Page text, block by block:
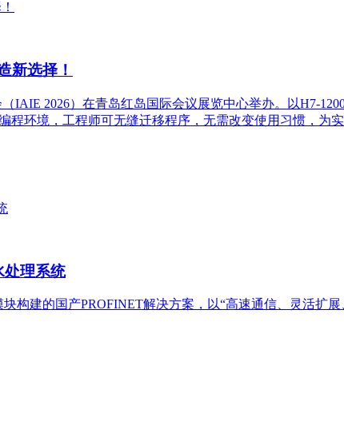
新选择！
IAIE 2026）在青岛红岛国际会议展览中心举办。以H7-
环境，工程师可无缝迁移程序，无需改变使用习惯，为
理系统
构建的国产PROFINET解决方案，以“高速通信、灵活扩